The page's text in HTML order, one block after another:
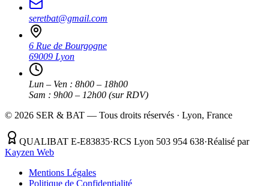
seretbat@gmail.com
6 Rue de Bourgogne
69009 Lyon
Lun – Ven : 8h00 – 18h00
Sam : 9h00 – 12h00 (sur RDV)
© 2026 SER & BAT — Tous droits réservés · Lyon, France
QUALIBAT E-E83835·RCS Lyon 503 954 638·Réalisé par
Kayzen Web
Mentions Légales
Politique de Confidentialité